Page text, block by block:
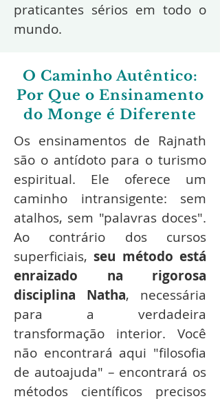
praticantes sérios em todo o
mundo.
O Caminho Autêntico:
Por Que o Ensinamento
do Monge é Diferente
Os ensinamentos de Rajnath
são o antídoto para o turismo
espiritual. Ele oferece um
caminho intransigente: sem
atalhos, sem "palavras doces".
Ao contrário dos cursos
superficiais,seu método está
enraizado na rigorosa
disciplina Natha, necessária
para a verdadeira
transformação interior. Você
não encontrará aqui "filosofia
de autoajuda" – encontrará os
métodos científicos precisos